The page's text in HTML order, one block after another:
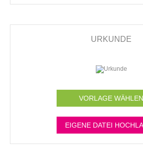
URKUNDE
VORLAGE WÄHLEN
EIGENE DATEI